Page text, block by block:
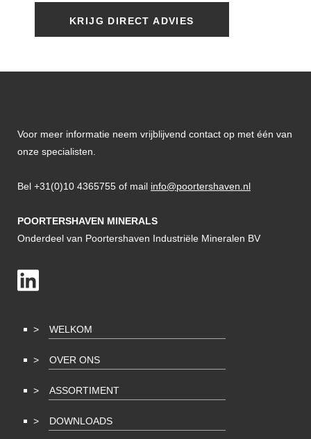
KRIJG DIRECT ADVIES
Voor meer informatie neem vrijblijvend contact op met één van
onze specialisten.
Bel +31(0)10 4365755 of mail info@poortershaven.nl
POORTERSHAVEN MINERALS
Onderdeel van Poortershaven Industriële Mineralen BV
WELKOM
OVER ONS
ASSORTIMENT
DOWNLOADS